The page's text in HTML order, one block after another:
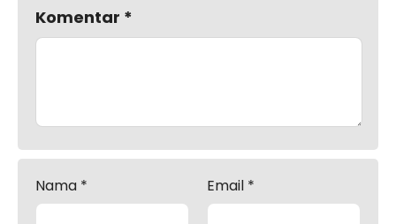
Komentar *
Nama * Email *